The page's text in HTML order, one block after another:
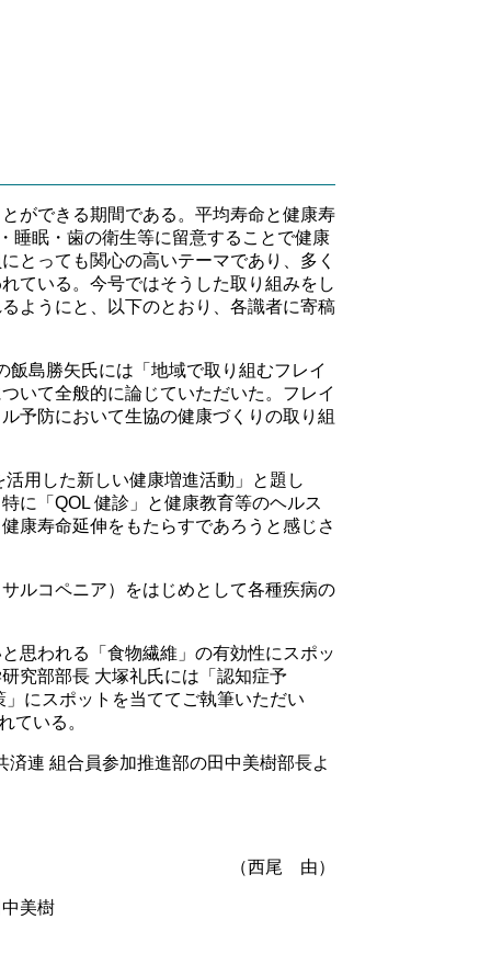
ができる期間である。平均寿命と健康寿
睡眠・歯の衛生等に留意することで健康
とっても関心の高いテーマであり、多く
ている。今号ではそうした取り組みをし
ようにと、以下のとおり、各識者に寄稿
島勝矢氏には「地域で取り組むフレイ
いて全般的に論じていただいた。フレイ
予防において生協の健康づくりの取り組
用した新しい健康増進活動」と題し
に「QOL 健診」と健康教育等のヘルス
康寿命延伸をもたらすであろうと感じさ
ルコペニア）をはじめとして各種疾病の
思われる「食物繊維」の有効性にスポッ
究部部長 大塚礼氏には「認知症予
にスポットを当ててご執筆いただい
ている。
連 組合員参加推進部の田中美樹部長よ
（西尾 由）
美樹